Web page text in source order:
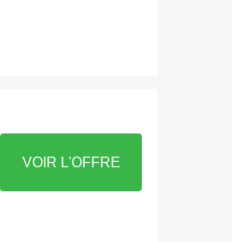
VOIR L'OFFRE